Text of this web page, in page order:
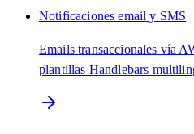
Notificaciones email y SMS
Emails transaccionales vía
plantillas Handlebars